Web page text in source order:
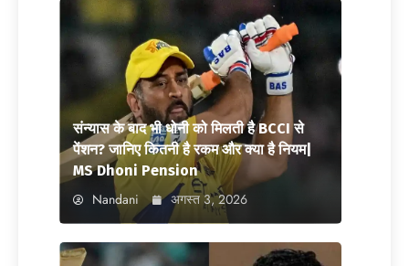
संन्यास के बाद भी धोनी को मिलती है BCCI से
पेंशन? जानिए कितनी है रकम और क्या है नियम|
MS Dhoni Pension
Nandani अगस्त 3, 2026